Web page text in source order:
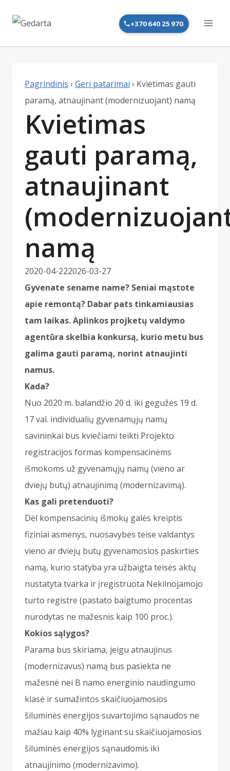
+370 640 25 970
Pagrindinis › Geri patarimai › Kvietimas gauti
paramą, atnaujinant (modernizuojant) namą
Kvietimas
gauti paramą,
atnaujinant
namą
2020-04-222026-03-27
Gyvenate sename name? Seniai mąstote
apie remontą? Dabar pats tinkamiausias
tam laikas. Aplinkos projketų valdymo
agentūra skelbia konkursą, kurio metu bus
galima gauti paramą, norint atnaujinti
namus.
Kada?
Nuo 2020 m. balandžio 20 d. iki gegužės 19 d.
17 val. individualių gyvenamųjų namų
savininkai bus kviečiami teikti Projekto
registracijos formas kompensacinėms
išmokoms už gyvenamųjų namų (vieno ar
dviejų butų) atnaujinimą (modernizavimą).
Kas gali pretenduoti?
Dėl kompensacinių išmokų galės kreiptis
fiziniai asmenys, nuosavybės teise valdantys
vieno ar dviejų butų gyvenamosios paskirties
namą, kurio statyba yra užbaigta teisės aktų
nustatyta tvarka ir įregistruota Nekilnojamojo
turto registre (pastato baigtumo procentas
nurodytas ne mažesnis kaip 100 proc.).
Kokios sąlygos?
Parama bus skiriama, jeigu atnaujinus
(modernizavus) namą bus pasiekta ne
mažesnė nei B namo energinio naudingumo
klasė ir sumažintos skaičiuojamosios
šiluminės energijos suvartojimo sąnaudos ne
mažiau kaip 40% lyginant su skaičiuojamosios
šiluminės energijos sąnaudomis iki
atnaujinimo (modernizavimo).